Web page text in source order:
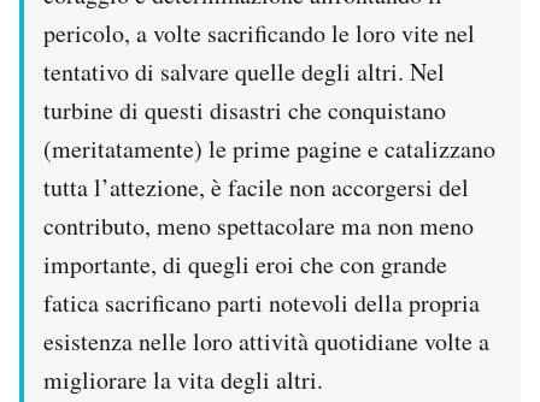
pericolo, a volte sacrificando le loro vite nel
tentativo di salvare quelle degli altri. Nel
turbine di questi disastri che conquistano
(meritatamente) le prime pagine e catalizzano
tutta l’attezione, è facile non accorgersi del
contributo, meno spettacolare ma non meno
importante, di quegli eroi che con grande
fatica sacrificano parti notevoli della propria
esistenza nelle loro attività quotidiane volte a
migliorare la vita degli altri.